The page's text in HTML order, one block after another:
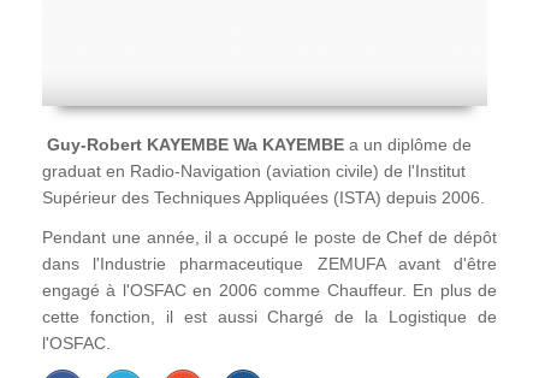
Guy-Robert KAYEMBE Wa KAYEMBE a un diplôme de
graduat en Radio-Navigation (aviation civile) de l'Institut
Supérieur des Techniques Appliquées (ISTA) depuis 2006.
Pendant une année, il a occupé le poste de Chef de dépôt
dans l'Industrie pharmaceutique ZEMUFA avant d'être
engagé à l'OSFAC en 2006 comme Chauffeur. En plus de
cette fonction, il est aussi Chargé de la Logistique de
l'OSFAC.